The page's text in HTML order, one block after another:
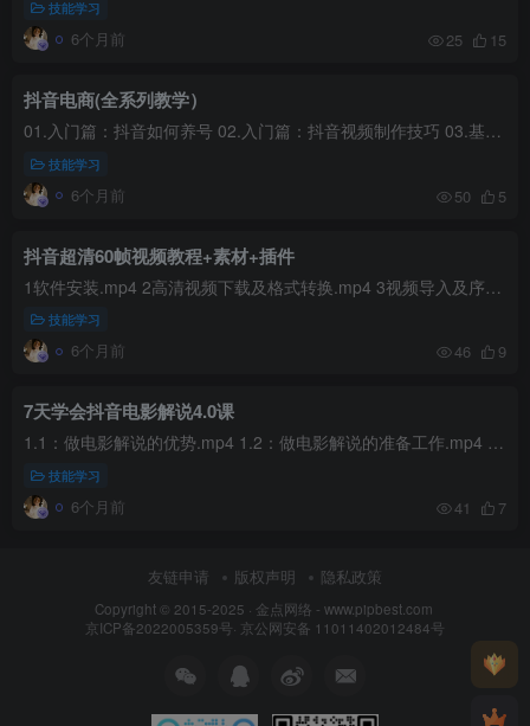
技能学习
6个月前 25 15
抖音电商(全系列教学）
01.入门篇：抖音如何养号 02.入门篇：抖音视频制作技巧 03.基础篇：抖音上热门技巧 04.进阶篇：抖音卖货思维 05.高手篇：玩赚抖音付费推广红利 06.高手篇：玩赚抖音派单的流量红利</h3> 0...
技能学习
6个月前 50 5
抖音超清60帧视频教程+素材+插件
1软件安装.mp4 2高清视频下载及格式转换.mp4 3视频导入及序列设置.mp4 4PR常用工具及快捷键认识.mp4 5关键帧的认识与运用.mp4 PR调色参数（经供参考）.txt PR全程遇到的小问题答疑_x264.mp4 壁...
技能学习
6个月前 46 9
7天学会抖音电影解说4.0课
1.1：做电影解说的优势.mp4 1.2：做电影解说的准备工作.mp4 1.3：注册新号、养号包装与账号定位.mp4 1.4：电影解说整体全流程详解.mp4 2.1：优质电影素材资源站推荐.mp4 2.2：全网高清电影无水...
技能学习
6个月前 41 7
友链申请 版权声明 隐私政策
Copyright © 2015-2025 · 金点网络 - www.pipbest.com
京ICP备2022005359号· 京公网安备 11011402012484号